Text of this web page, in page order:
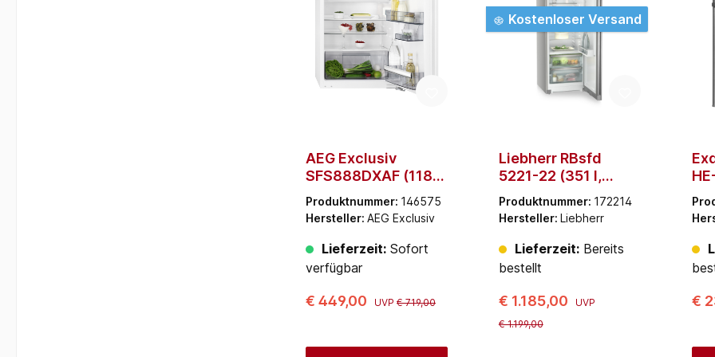
AEG Exclusiv
SFS888DXAF (118 l,
Weiß, 35 dB, 560
mm)
Produktnummer: 146575
Hersteller: AEG Exclusiv
Lieferzeit: Sofort
verfügbar
€ 449,00 UVP € 719,00
Kostenloser Versand
Liebherr RBsfd
5221-22 (351 l,
Silber, 35 dB)
Produktnummer: 172214
Hersteller: Liebherr
Lieferzeit:Bereits
bestellt
€ 1.185,00
UVP
€ 1.199,00
€